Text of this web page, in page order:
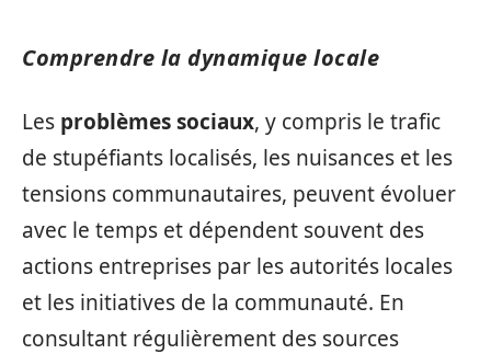
Comprendre la dynamique locale
Les problèmes sociaux, y compris le trafic
de stupéfiants localisés, les nuisances et les
tensions communautaires, peuvent évoluer
avec le temps et dépendent souvent des
actions entreprises par les autorités locales
et les initiatives de la communauté. En
consultant régulièrement des sources